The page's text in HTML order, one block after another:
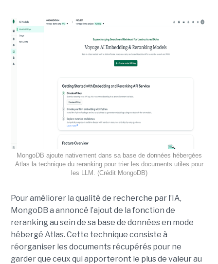
MongoDB ajoute nativement dans sa base de données hébergées
Atlas la technique du reranking pour trier les documents utiles pour
les LLM. (Crédit MongoDB)
Pour améliorer la qualité de recherche par l’IA,
MongoDB a annoncé l’ajout de la fonction de
reranking au sein de sa base de données en mode
hébergé Atlas. Cette technique consiste à
réorganiser les documents récupérés pour ne
garder que ceux qui apporteront le plus de valeur au